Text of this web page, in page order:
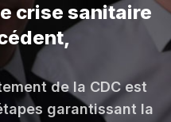
crise sanitaire
de la CDC est
garantissant la